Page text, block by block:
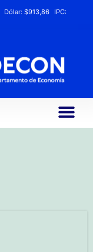
Dólar: $913,86
IPC: